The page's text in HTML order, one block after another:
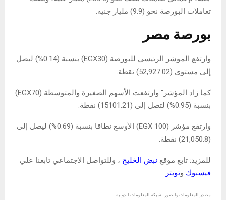
تعاملات البورصة نحو (9.9) مليار جنيه.
بورصة مصر
وارتفع المؤشر الرئيسي للبورصة (EGX30) بنسبة (0.14%) ليصل
إلى مستوى (52,927.02) نقطة.
كما زاد المؤشر" وارتفعت الأسهم الصغيرة والمتوسطة (EGX70)
بنسبة (0.95%) لتصل إلى (15101.21) نقطة.
وارتفع مؤشر (EGX 100) الأوسع نطاقا بنسبة (0.69%) ليصل إلى
(21,050.8) نقطة.
للمزيد: تابع موقع نبض الخليج ، وللتواصل الاجتماعي تابعنا علي
فيسبوك وتويتر
مصدر المعلومات والصور : شبكة المعلومات الدولية